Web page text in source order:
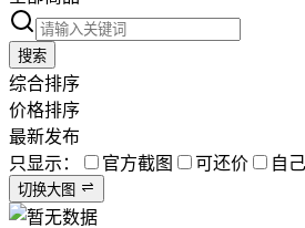
搜索
综合排序
价格排序
最新发布
只显示：
官方截图 可还价 自
切换大图